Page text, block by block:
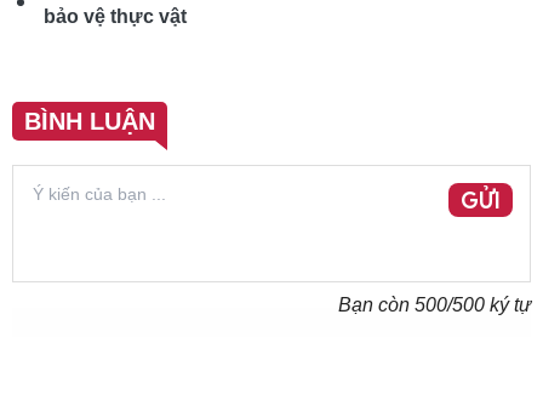
bảo vệ thực vật
BÌNH LUẬN
GỬI
Bạn còn 500/500 ký tự